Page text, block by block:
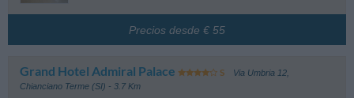
Precios desde € 55
Grand Hotel Admiral Palace Via Umbria 12
Chianciano Terme (SI) - 3.7 Km